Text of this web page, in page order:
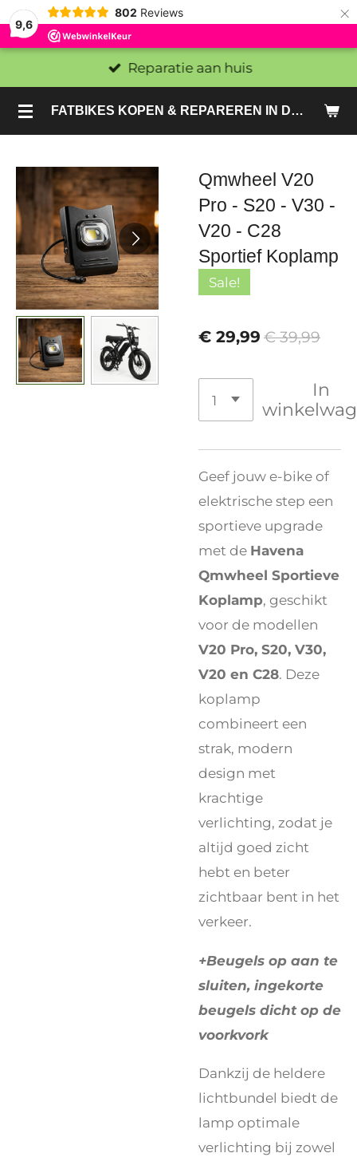
9,6
802 Reviews ×
FATBIKES KOPEN & REPAREREN IN DEN HAAG EN ZOETERMEER - SACHE BIKES
Reparatie aan huis
Qmwheel V20
Pro - S20 - V30 -
V20 - C28
Sportief Koplamp
Sale!
€ 29,99 € 39,99
In
Geef jouw e-bike of
elektrische step een
sportieve upgrade
met de Havena
Qmwheel Sportieve
Koplamp, geschikt
voor de modellen
V20 Pro, S20, V30,
V20 en C28. Deze
koplamp
combineert een
strak, modern
design met
krachtige
verlichting, zodat je
altijd goed zicht
hebt en beter
zichtbaar bent in het
verkeer.
+Beugels op aan te
sluiten, ingekorte
beugels dicht op de
voorkvork
Dankzij de heldere
lichtbundel biedt de
lamp optimale
verlichting bij zowel